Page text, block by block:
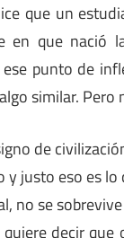
que un
en que nació
punto de
similar. Pero
de
justo eso es
no se
decir